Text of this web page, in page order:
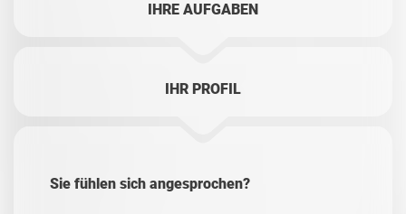
IHRE AUFGABEN
IHR PROFIL
Sie fühlen sich angesprochen?